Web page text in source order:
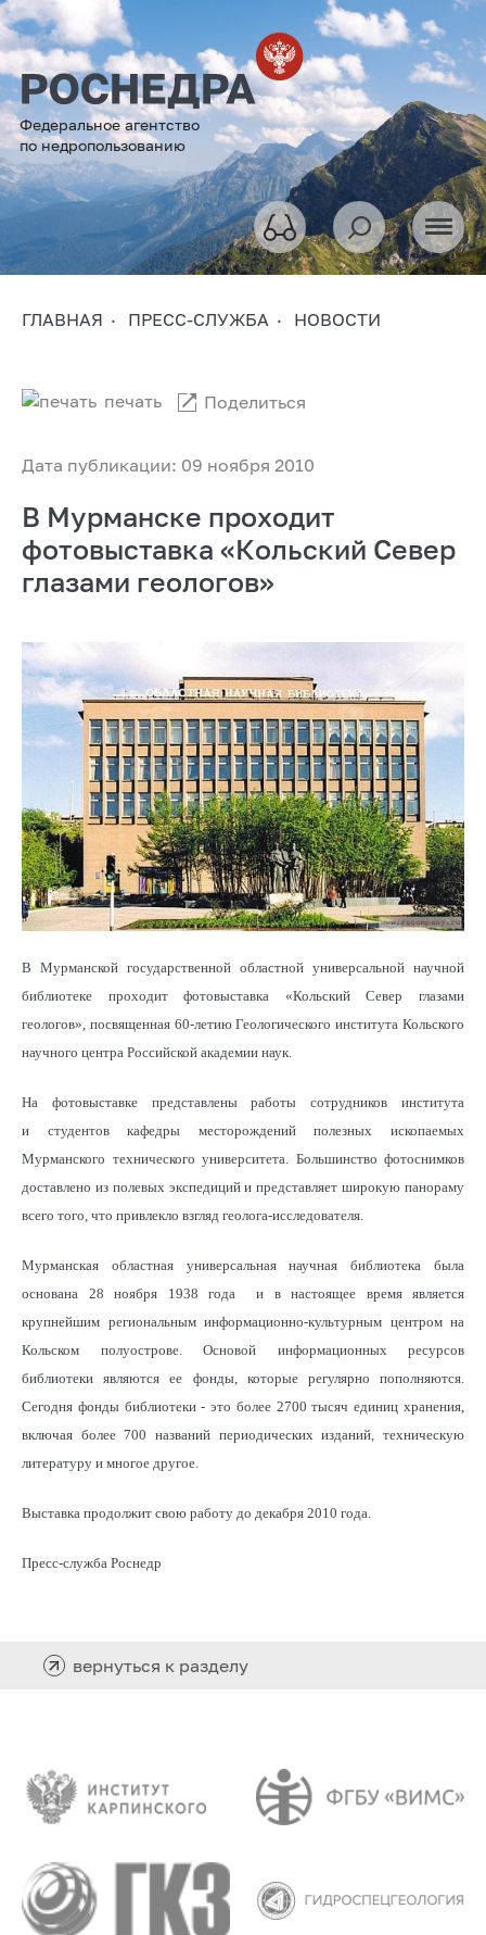
Федеральное агентство
по недропользованию
ГЛАВНАЯ ПРЕСС-СЛУЖБА НОВОСТИ
Дата публикации: 09 ноября 2010
печать Поделиться
В Мурманске проходит
фотовыставка «Кольский Север
глазами геологов»
В Мурманской государственной областной универсальной научной
библиотеке проходит фотовыставка «Кольский Север глазами
геологов», посвященная 60-летию Геологического института Кольского
научного центра Российской академии наук.
На фотовыставке представлены работы сотрудников института
и студентов кафедры месторождений полезных ископаемых
Мурманского технического университета. Большинство фотоснимков
доставлено из полевых экспедиций и представляет широкую панораму
всего того, что привлекло взгляд геолога-исследователя.
Мурманская областная универсальная научная библиотека была
основана 28 ноября 1938 года и в настоящее время является
крупнейшим региональным информационно-культурным центром на
Кольском полуострове. Основой информационных ресурсов
библиотеки являются ее фонды, которые регулярно пополняются.
Сегодня фонды библиотеки - это более 2700 тысяч единиц хранения,
включая более 700 названий периодических изданий, техническую
литературу и многое другое.
Выставка продолжит свою работу до декабря 2010 года.
Пресс-служба Роснедр
вернуться к разделу